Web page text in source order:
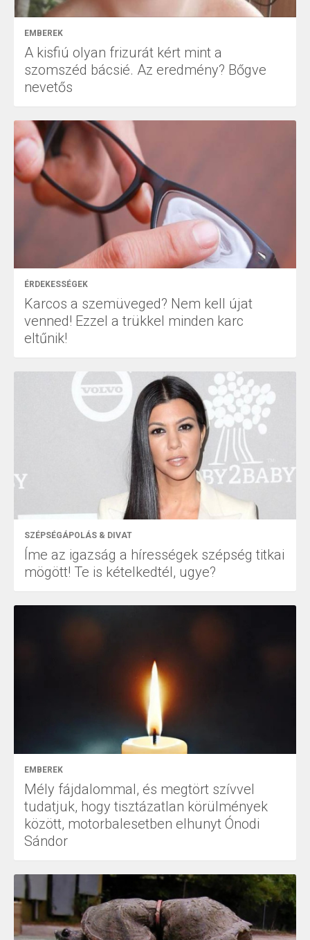
EMBEREK
A kisfiú olyan frizurát kért mint a
szomszéd bácsié. Az eredmény? Bőgve
nevetős
ÉRDEKESSÉGEK
Karcos a szemüveged? Nem kell újat
venned! Ezzel a trükkel minden karc
eltűnik!
SZÉPSÉGÁPOLÁS & DIVAT
Íme az igazság a hírességek szépség titkai
mögött! Te is kételkedtél, ugye?
EMBEREK
Mély fájdalommal, és megtört szívvel
tudatjuk, hogy tisztázatlan körülmények
között, motorbalesetben elhunyt Ónodi
Sándor